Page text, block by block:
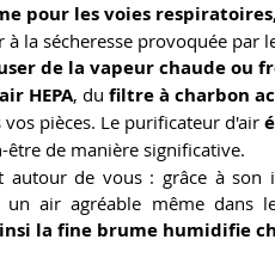
pour les voies
la sécheresse provoquée par
de la vapeur chaude ou
HEPA, du filtre à charbon
pièces. Le purificateur d'air
de manière significative.
de vous : grâce à son
air agréable même dans
la fine brume humidifie